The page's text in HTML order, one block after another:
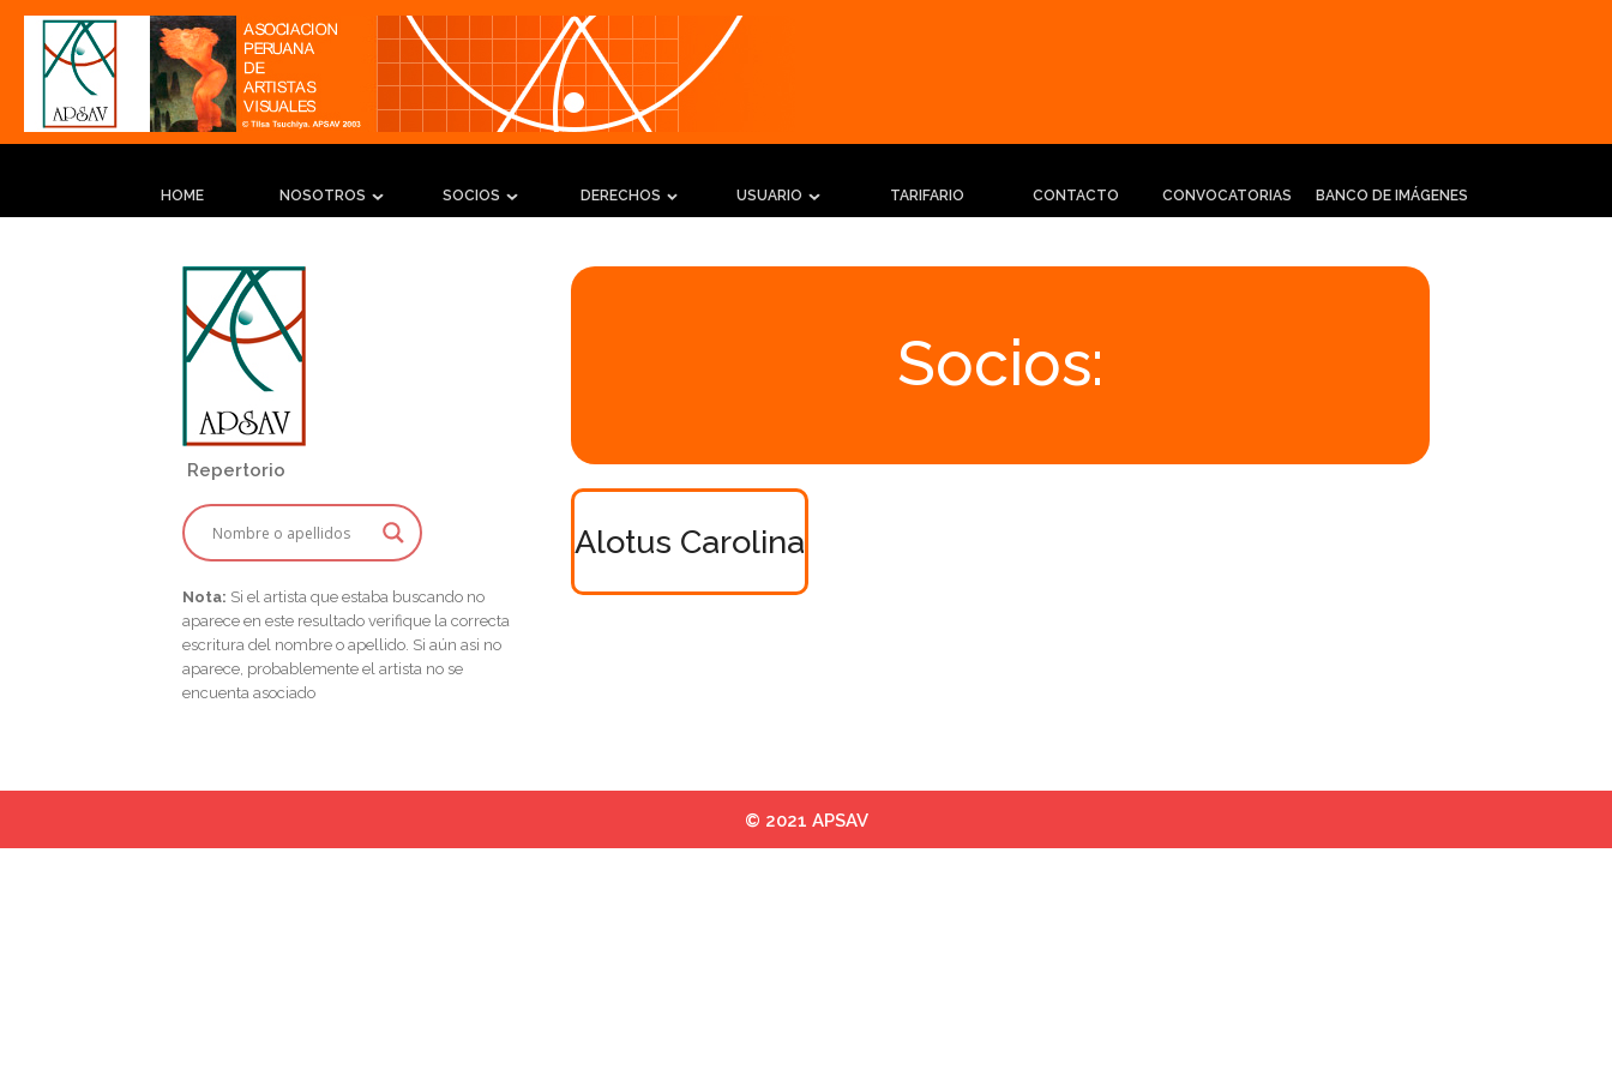
HOME NOSOTROS SOCIOS DERECHOS USUARIO TARIFARIO CONTACTO CONVOCATORIAS BANCO DE IMÁGENES
Repertorio
Nota: Si el artista que estaba buscando no
aparece en este resultado verifique la correcta
escritura del nombre o apellido. Si aún asi no
aparece, probablemente el artista no se
encuenta asociado
Socios:
Alotus Carolina
© 2021 APSAV